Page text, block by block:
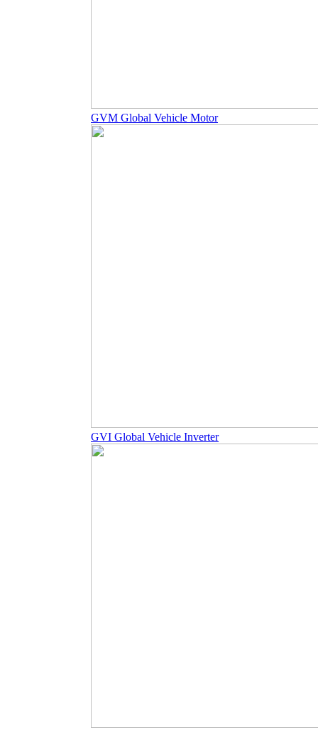
GVM Global Vehicle Motor
GVI Global Vehicle Inverter